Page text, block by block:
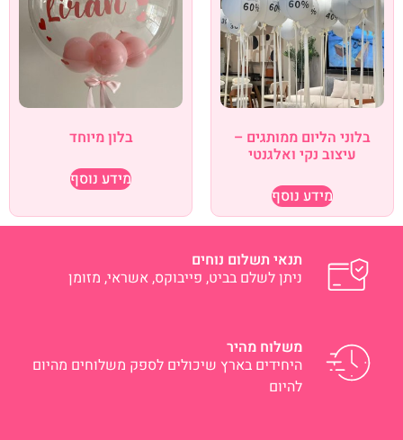
בלוני הליום ממותגים –
עיצוב נקי ואלגנטי
מידע נוסף
בלון מיוחד
מידע נוסף
תנאי תשלום נוחים
ניתן לשלם בביט, פייבוקס, אשראי, מזומן
משלוח מהיר
היחידים בארץ שיכולים לספק משלוחים מהיום
להיום